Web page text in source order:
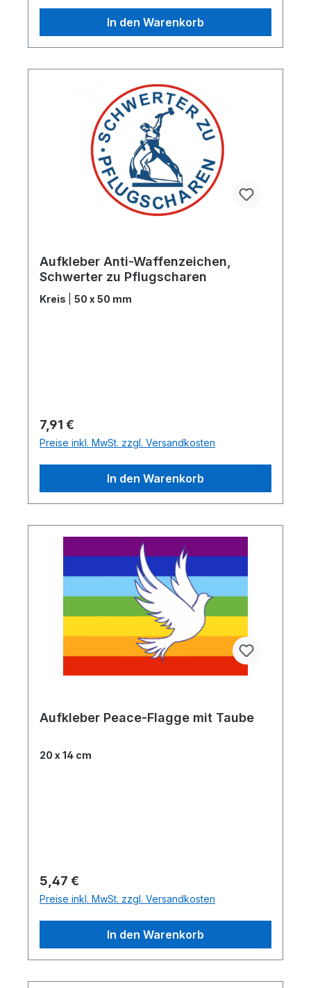
In den Warenkorb
Aufkleber Anti-Waffenzeichen,
Schwerter zu Pflugscharen
Kreis 50 x 50 mm
Regulärer Preis:
7,91 €
Preise inkl. MwSt. zzgl. Versandkosten
In den Warenkorb
Aufkleber Peace-Flagge mit Taube
20 x 14 cm
Regulärer Preis:
5,47 €
Preise inkl. MwSt. zzgl. Versandkosten
In den Warenkorb